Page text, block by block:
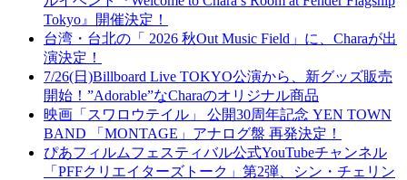
Tokyo』開催決定！
台湾・台北の「 2026 秋Out Music Field」に、Charaが出
演決定！
7/26(日)Billboard Live TOKYO公演から、新グッズ販売
開始！”Adorable”なCharaのオリジナル商品
映画「スワロウテイル」 公開30周年記念 YEN TOWN
BAND 「MONTAGE」アナログ盤 再発決定！
ぴあフィルムフェスティバル公式YouTubeチャンネル
「PFFクリエイターズトーク」第2弾、シン・チェリン